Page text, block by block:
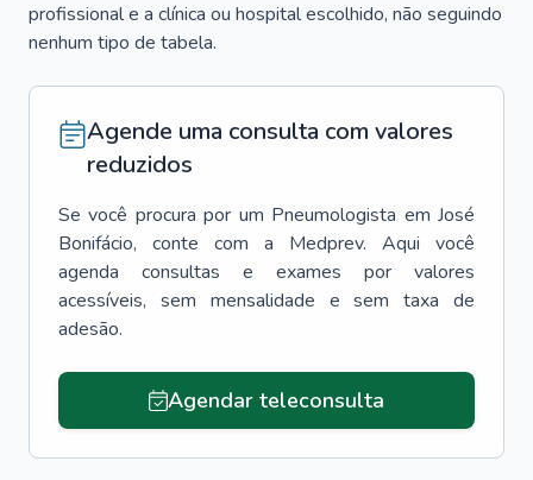
profissional e a clínica ou hospital escolhido, não seguindo
nenhum tipo de tabela.
Agende uma consulta com valores
reduzidos
Se você procura por um Pneumologista em José
Bonifácio, conte com a Medprev. Aqui você
agenda consultas e exames por valores
acessíveis, sem mensalidade e sem taxa de
adesão.
Agendar teleconsulta